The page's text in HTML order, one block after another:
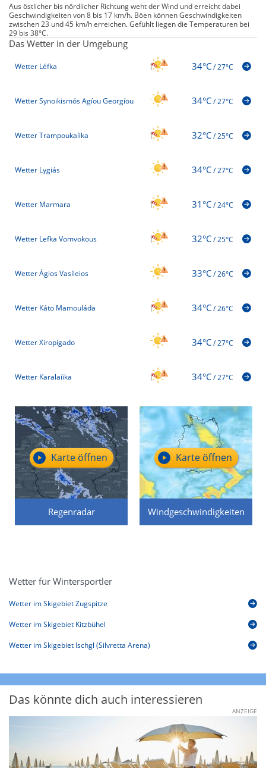
Aus östlicher bis nördlicher Richtung weht der Wind und erreicht dabei
Geschwindigkeiten von 8 bis 17 km/h. Böen können Geschwindigkeiten
zwischen 23 und 45 km/h erreichen. Gefühlt liegen die Temperaturen bei
29 bis 38°C.
Das Wetter in der Umgebung
Wetter Léfka 34°C/27°C
Wetter Synoikismós Agíou Georgíou 34°C/27°C
Wetter Trampoukaíika 32°C/25°C
Wetter Lygiás 34°C/27°C
Wetter Marmara 31°C/24°C
Wetter Lefka Vomvokous 32°C/25°C
Wetter Ágios Vasíleios 33°C/26°C
Wetter Káto Mamouláda 34°C/26°C
Wetter Xiropígado 34°C/27°C
Wetter Karalaíika 34°C/27°C
Regenradar
Karte öffnen
Windgeschwindigkeiten
Karte öffnen
Wetter für Wintersportler
Wetter im Skigebiet Zugspitze
Wetter im Skigebiet Kitzbühel
Wetter im Skigebiet Ischgl (Silvretta Arena)
Das könnte dich auch interessieren
ANZEIGE